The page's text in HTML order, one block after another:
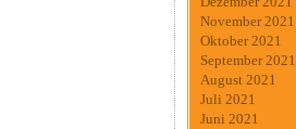
November 2021
Oktober 2021
September 2021
August 2021
Juli 2021
Juni 2021